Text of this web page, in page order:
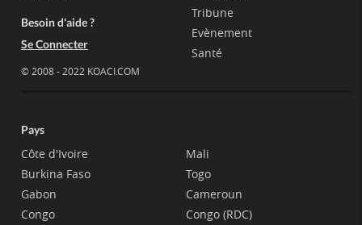
Besoin d'aide ?
Se Connecter
© 2008 - 2022 KOACI.COM
Tribune
Evènement
Santé
Pays
Côte d'Ivoire
Burkina Faso
Gabon
Congo
Mali
Togo
Cameroun
Congo (RDC)